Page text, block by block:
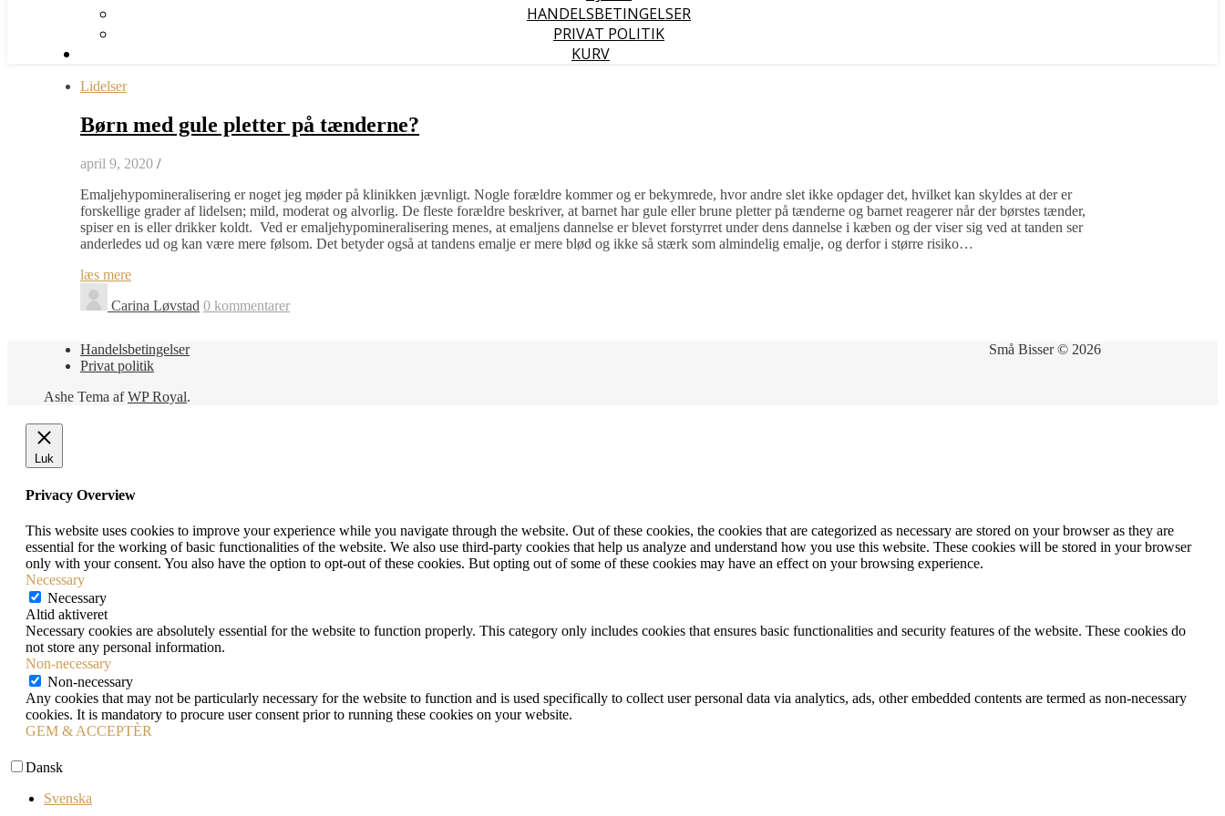
HANDELSBETINGELSER
PRIVAT POLITIK
KURV
Lidelser
Børn med gule pletter på tænderne?
april 9, 2020 /
Emaljehypomineralisering er noget jeg møder på klinikken jævnligt. Nogle forældre kommer og er bekymrede, hvor andre slet ikke opdager det, hvilket kan skyldes at der er
forskellige grader af lidelsen; mild, moderat og alvorlig. De fleste forældre beskriver, at barnet har gule eller brune pletter på tænderne og barnet reagerer når der børstes tænder,
spiser en is eller drikker koldt. Ved er emaljehypomineralisering menes, at emaljens dannelse er blevet forstyrret under dens dannelse i kæben og der viser sig ved at tanden ser
anderledes ud og kan være mere følsom. Det betyder også at tandens emalje er mere blød og ikke så stærk som almindelig emalje, og derfor i større risiko…
læs mere
Carina Løvstad 0 kommentarer
Små Bisser © 2026
Handelsbetingelser
Privat politik
Ashe Tema afWP Royal.
Luk
Privacy Overview
This website uses cookies to improve your experience while you navigate through the website. Out of these cookies, the cookies that are categorized as necessary are stored on your browser as they are
essential for the working of basic functionalities of the website. We also use third-party cookies that help us analyze and understand how you use this website. These cookies will be stored in your browser
only with your consent. You also have the option to opt-out of these cookies. But opting out of some of these cookies may have an effect on your browsing experience.
Necessary
Necessary
Altid aktiveret
Necessary cookies are absolutely essential for the website to function properly. This category only includes cookies that ensures basic functionalities and security features of the website. These cookies do
not store any personal information.
Non-necessary
Non-necessary
Any cookies that may not be particularly necessary for the website to function and is used specifically to collect user personal data via analytics, ads, other embedded contents are termed as non-necessary
cookies. It is mandatory to procure user consent prior to running these cookies on your website.
GEM & ACCEPTÈR
Dansk
Svenska